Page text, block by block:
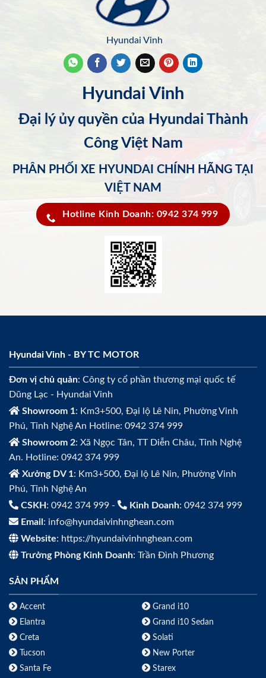
Hyundai Vinh
Hyundai Vinh
Đại lý ủy quyền của Hyundai Thành
Công Việt Nam
PHÂN PHỐI XE HYUNDAI CHÍNH HÃNG TẠI
VIỆT NAM
Hotline Kinh Doanh: 0942 374 999
Hyundai Vinh - BY TC MOTOR
Đơn vị chủ quản: Công ty cổ phần thương mại quốc tế
Dũng Lạc - Hyundai Vinh
Showroom 1: Km3+500, Đại lộ Lê Nin, Phường Vinh
Phú, Tỉnh Nghệ An Hotline: 0942 374 999
Showroom 2: Xã Ngọc Tân, TT Diễn Châu, Tỉnh Nghệ
An. Hotline: 0942 374 999
Xưởng DV 1: Km3+500, Đại lộ Lê Nin, Phường Vinh
Phú, Tỉnh Nghệ An
CSKH : 0942 374 999 - Kinh Doanh: 0942 374 999
Email : info@hyundaivinhnghean.com
Website: https://hyundaivinhnghean.com
Trưởng Phòng Kinh Doanh: Trần Đình Phương
SẢN PHẨM
Accent
Elantra
Creta
Tucson
Santa Fe
Grand i10
Grand i10 Sedan
Solati
New Porter
Starex